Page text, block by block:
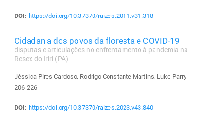
DOI: https://doi.org/10.37370/raizes.2011.v31.318
Cidadania dos povos da floresta e COVID-19
disputas e articulações no enfrentamento à pandemia na
Resex do Iriri (PA)
Jéssica Pires Cardoso, Rodrigo Constante Martins, Luke Parry
206-226
DOI: https://doi.org/10.37370/raizes.2023.v43.840